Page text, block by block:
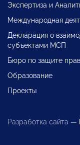
Экспертиза и
Международная
Декларация о
субъектами МСП
Бюро по защите
Образование
Проекты
Разработка сайта —